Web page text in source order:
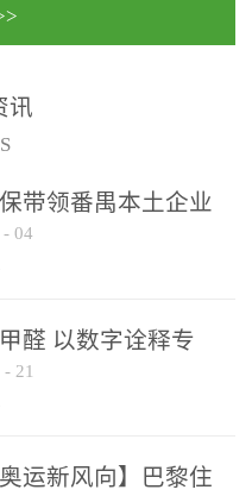
家通过设在对外开放口
及各出入境边防检查
讯
带领番禺本​土企业
向“新”
- 04
醛 以数字诠释专
除醛品牌实力！
- 21
奥运新风向】巴黎住